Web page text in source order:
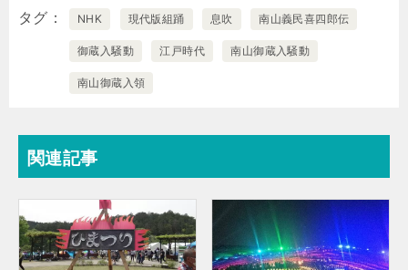
タグ NHK 現代版組踊 息吹 南山義民喜四郎伝
御蔵入騒動 江戸時代 南山御蔵入騒動
南山御蔵入領
関連記事